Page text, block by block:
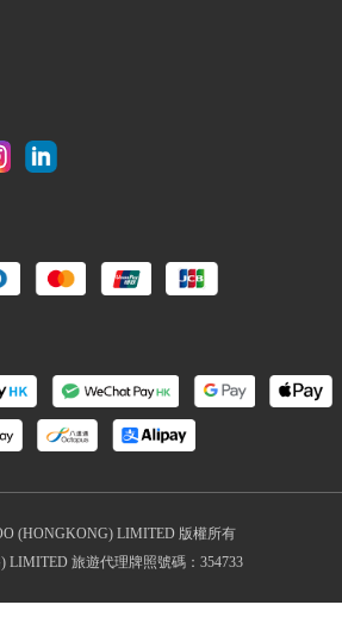
(HONGKONG) LIMITED 版權所有
LIMITED 旅遊代理牌照號碼：354733